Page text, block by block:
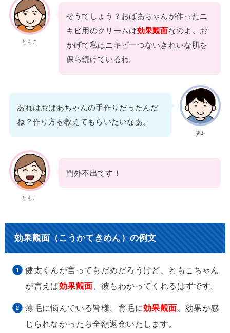
ともこ
そうでしょう？おばあちゃんが作ったニ
キビ用のクリームは効果覿面なのよ。お
かげで私はニキビ一つないきれいな肌を
保ち続けているわ。
健太
あれはおばあちゃんの手作りだったんだ
ね？作り方を教えてもらいたいなあ。
ともこ
門外不出です！
効果覿面（こうかてきめん）の例文
健太くんが言ってもだめだろうけど、ともこちゃん
が言えば効果覿面 、彼もわかってくれるはずです。
薄毛に悩んでいる皆様、育毛に効果覿面 、効果が感
じられなかったら全額返金いたします。